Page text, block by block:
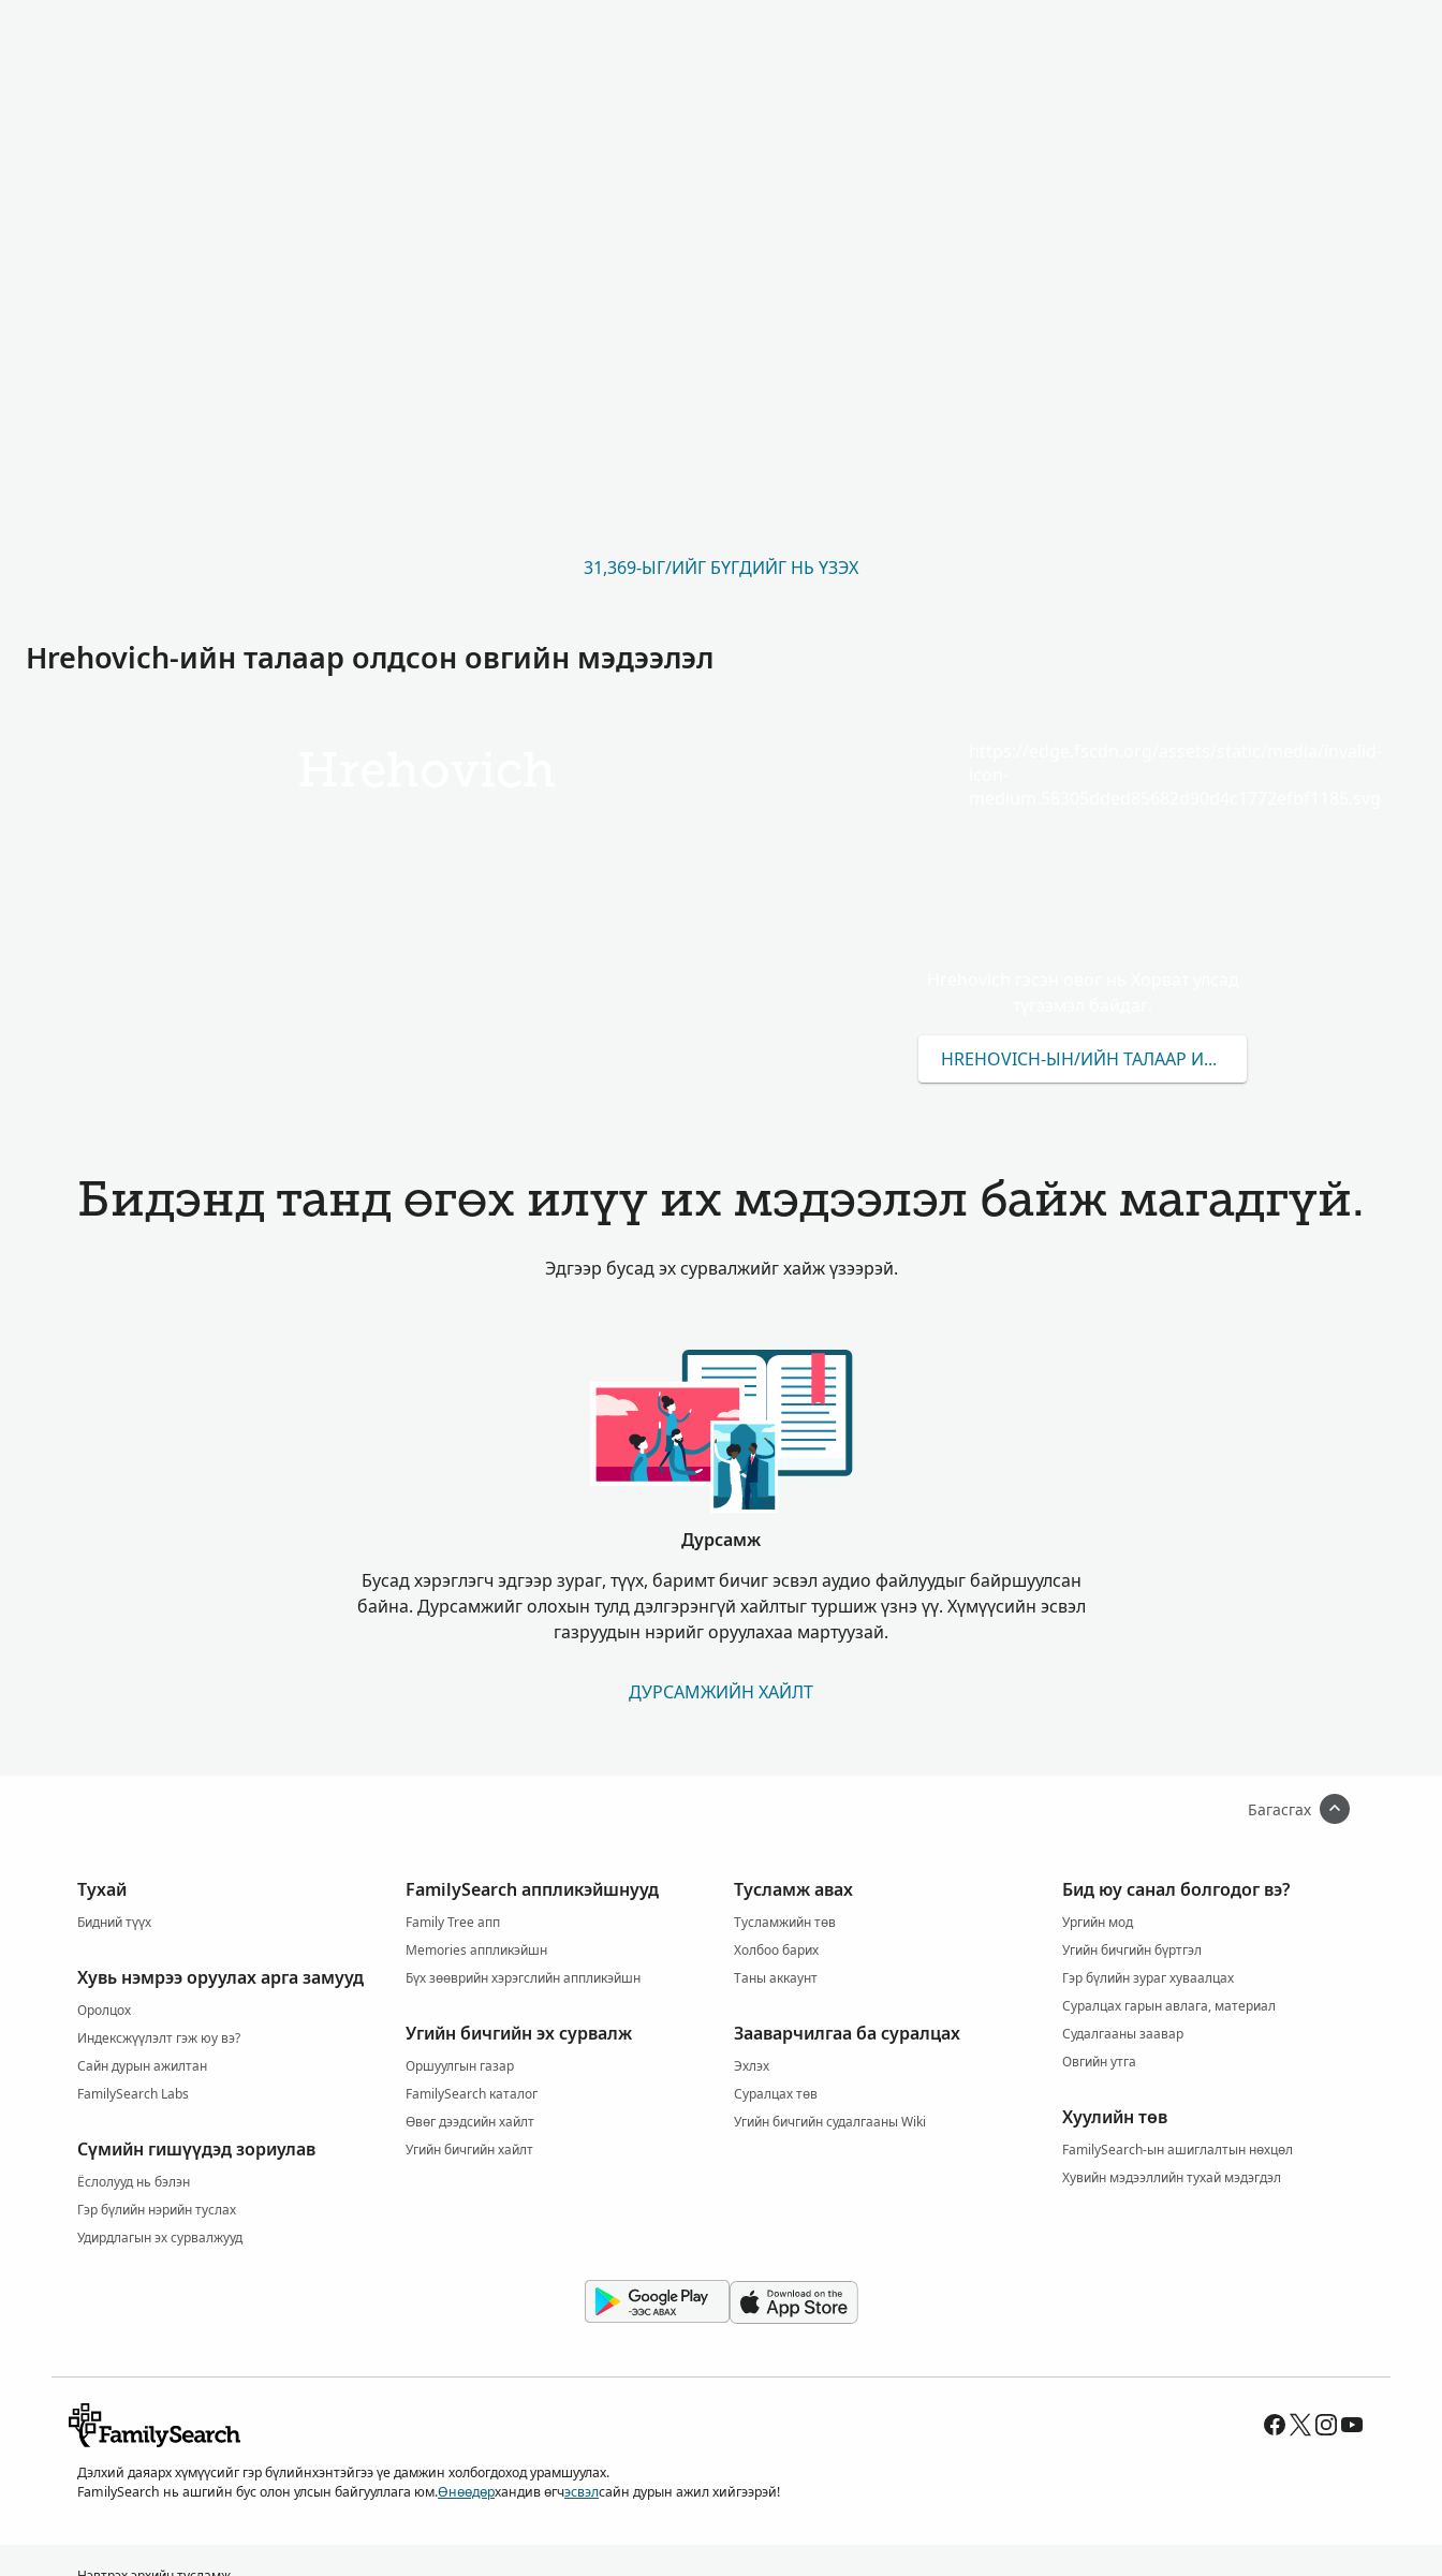
31,369-ЫГ/ИЙГ БҮГДИЙГ НЬ ҮЗЭХ
Hrehovich-ийн талаар олдсон овгийн мэдээлэл
HREHOVICH-ЫН/ИЙН ТАЛААР ИЛҮҮ ИХИЙГ ОЛЖ МЭДЭХ
Бидэнд танд өгөх илүү их мэдээлэл байж магадгүй.
Эдгээр бусад эх сурвалжийг хайж үзээрэй.
Дурсамж
Бусад хэрэглэгч эдгээр зураг, түүх, баримт бичиг эсвэл аудио файлуудыг байршуулсан
байна. Дурсамжийг олохын тулд дэлгэрэнгүй хайлтыг туршиж үзнэ үү. Хүмүүсийн эсвэл
газруудын нэрийг оруулахаа мартуузай.
ДУРСАМЖИЙН ХАЙЛТ
Багасгах
Тухай
Бидний түүх
Хувь нэмрээ оруулах арга замууд
Оролцох
Индексжүүлэлт гэж юу вэ?
Сайн дурын ажилтан
FamilySearch Labs
Сүмийн гишүүдэд зориулав
Ёслолууд нь бэлэн
Гэр бүлийн нэрийн туслах
Удирдлагын эх сурвалжууд
FamilySearch аппликэйшнууд
Family Tree апп
Memories аппликэйшн
Бүх зөөврийн хэрэгслийн аппликэйшн
Угийн бичгийн эх сурвалж
Оршуулгын газар
FamilySearch каталог
Өвөг дээдсийн хайлт
Угийн бичгийн хайлт
Тусламж авах
Тусламжийн төв
Холбоо барих
Таны аккаунт
Зааварчилгаа ба суралцах
Эхлэх
Суралцах төв
Угийн бичгийн судалгааны Wiki
Бид юу санал болгодог вэ?
Ургийн мод
Угийн бичгийн бүртгэл
Гэр бүлийн зураг хуваалцах
Суралцах гарын авлага, материал
Судалгааны заавар
Овгийн утга
Хуулийн төв
FamilySearch-ын ашиглалтын нөхцөл
Хувийн мэдээллийн тухай мэдэгдэл
Дэлхий даяарх хүмүүсийг гэр бүлийнхэнтэйгээ үе дамжин холбогдоход урамшуулах.
FamilySearch нь ашгийн бус олон улсын байгууллага юм.Өнөөдөрхандив өгчэсвэлсайн дурын ажил хийгээрэй!